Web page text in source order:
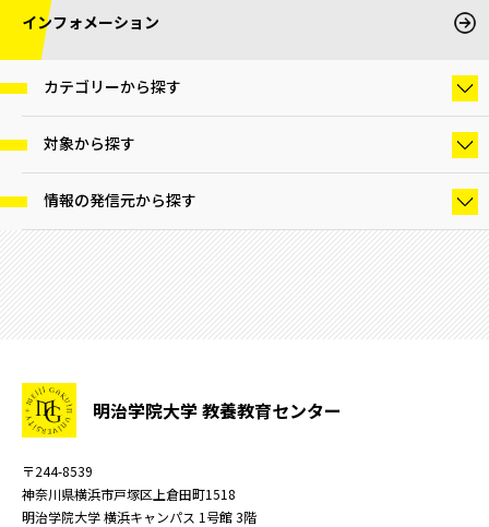
インフォメーション
カテゴリーから探す
対象から探す
情報の発信元から探す
明治学院大学 教養教育センター
〒244-8539
神奈川県横浜市戸塚区上倉田町1518
明治学院大学 横浜キャンパス 1号館 3階